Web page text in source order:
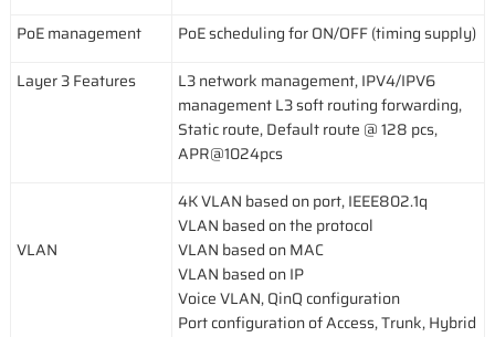
PoE management
PoE scheduling for ON/OFF (timing supply)
Layer 3 Features
L3 network management, IPV4/IPV6
management L3 soft routing forwarding,
Static route, Default route @ 128 pcs,
APR@1024pcs
VLAN
4K VLAN based on port, IEEE802.1q
VLAN based on the protocol
VLAN based on MAC
VLAN based on IP
Voice VLAN, QinQ configuration
Port configuration of Access, Trunk, Hybrid